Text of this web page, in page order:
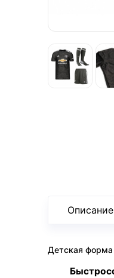
Детская форма